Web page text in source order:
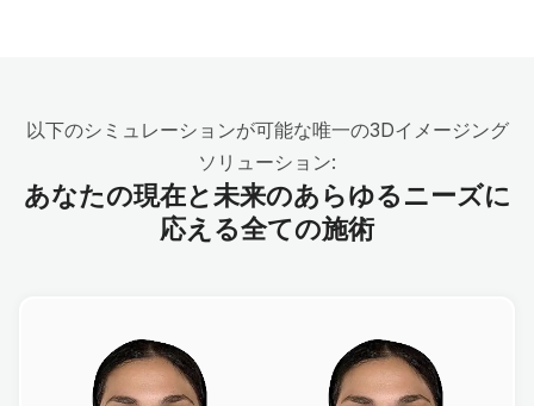
以下のシミュレーションが可能な唯一の3Dイメージング
ソリューション:
あなたの現在と未来のあらゆるニーズに
応える全ての施術